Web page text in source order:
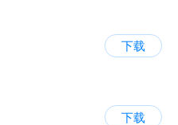
下载
下载